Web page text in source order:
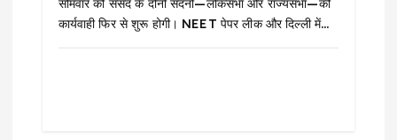
सोमवार को संसद के दोनों सदनों—लोकसभा और राज्यसभा—की
कार्यवाही फिर से शुरू होगी। NEET पेपर लीक और दिल्ली में…